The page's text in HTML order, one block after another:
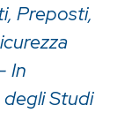
Preposti,
In
Studi